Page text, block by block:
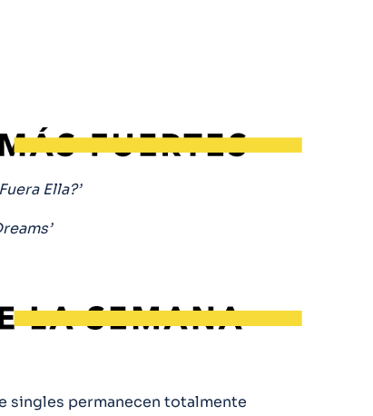
Ella?’
singles permanecen totalmente